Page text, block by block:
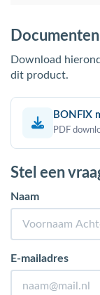
Download
dit product.
BONFIX
PDF
Stel een
Naam
E-mailadres